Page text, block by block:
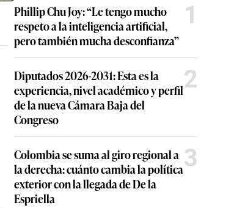
Phillip Chu Joy: “Le tengo mucho
respeto a la inteligencia artificial,
pero también mucha desconfianza”
1
Diputados 2026-2031: Esta es la
experiencia, nivel académico y perfil
de la nueva Cámara Baja del
Congreso
2
Colombia se suma al giro regional a
la derecha: cuánto cambia la política
exterior con la llegada de De la
Espriella
3